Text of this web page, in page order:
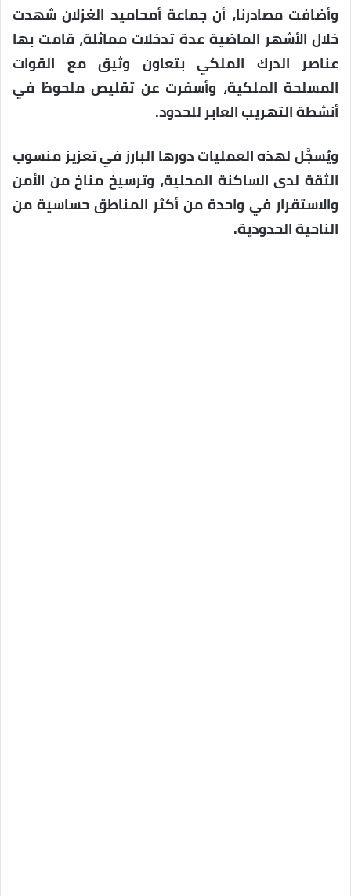
وأضافت مصادرنا، أن جماعة أمحاميد الغزلان شهدت
خلال الأشهر الماضية عدة تدخلات مماثلة، قامت بها
عناصر الدرك الملكي بتعاون وثيق مع القوات
المسلحة الملكية، وأسفرت عن تقليص ملحوظ في
أنشطة التهريب العابر للحدود.
ويُسجَّل لهذه العمليات دورها البارز في تعزيز منسوب
الثقة لدى الساكنة المحلية، وترسيخ مناخ من الأمن
والاستقرار في واحدة من أكثر المناطق حساسية من
الناحية الحدودية.